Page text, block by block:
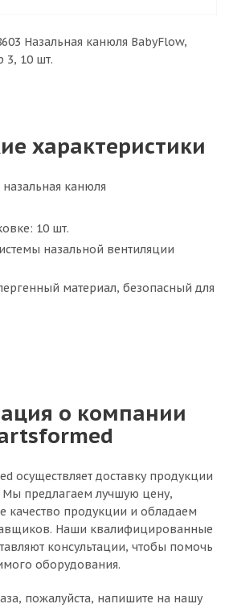
Назальная канюля BabyFlow,
3, 10 шт.
характеристики
канюля
10 шт.
назальной вентиляции
материал, безопасный для
о компании
осуществляет доставку продукции
предлагаем лучшую цену,
качество продукции и обладаем
Наши квалифицированные
консультации, чтобы помочь
оборудования.
пожалуйста, напишите на нашу